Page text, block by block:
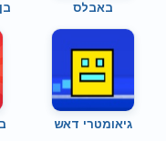
באבלס
גיאומטרי דאש